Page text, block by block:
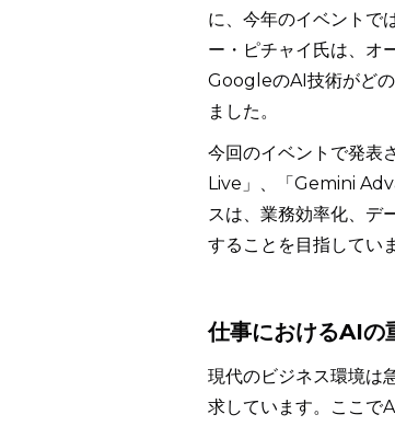
に、今年のイベントで
ー・ピチャイ氏は、オ
GoogleのAI技術がど
ました。
今回のイベントで発
Live」、「Gemini
スは、業務効率化、デ
することを目指してい
仕事におけるAIの
現代のビジネス環境は
求しています。ここで